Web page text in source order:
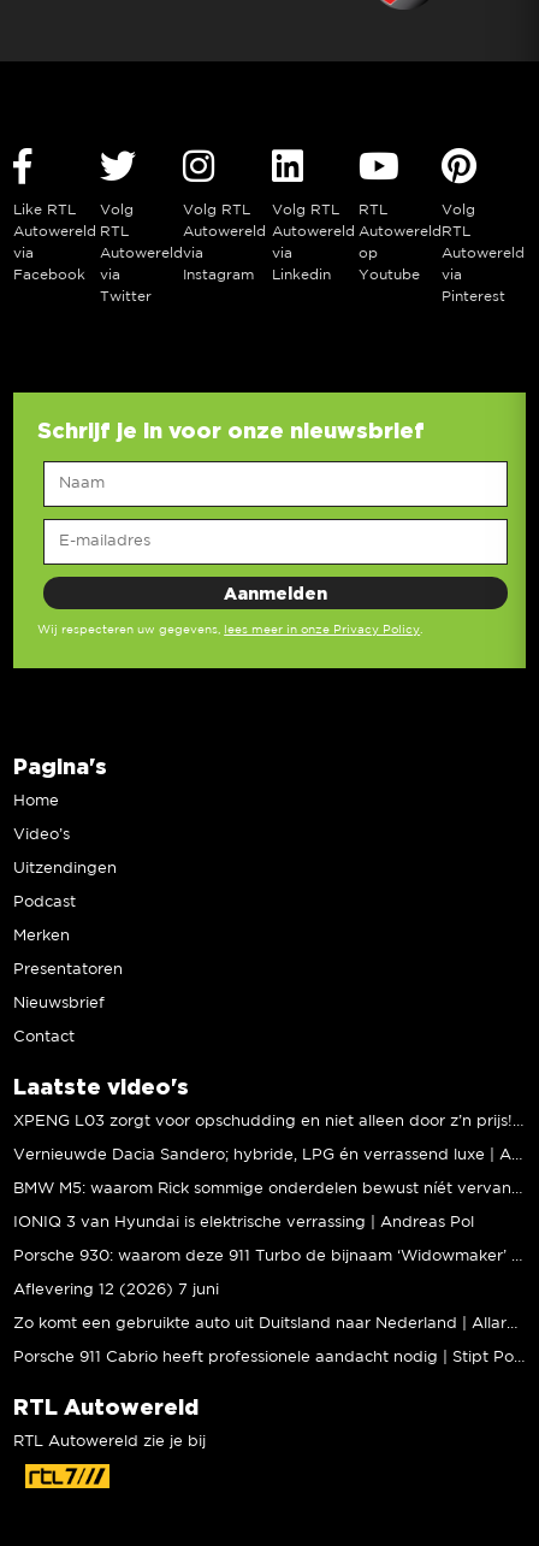
Like RTL
Autowereld
via
Facebook
Volg
RTL
Autowereld
via
Twitter
Volg RTL
Autowereld
via
Instagram
Volg RTL
Autowereld
via
Linkedin
RTL
Autowereld
op
Youtube
Volg
RTL
Autowereld
via
Pinterest
Schrijf je in voor onze nieuwsbrief
Wij respecteren uw gegevens, lees meer in onze Privacy Policy
Pagina's
Home
Video’s
Uitzendingen
Podcast
Merken
Presentatoren
Nieuwsbrief
Contact
Laatste video's
IONIQ 3 van Hyundai is elektrische verrassing | Andreas Pol
Aflevering 12 (2026) 7 juni
RTL Autowereld
RTL Autowereld zie je bij